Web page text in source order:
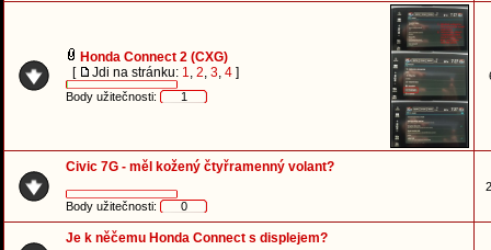
Honda Connect 2 (CXG)
[
Jdi na stránku: 1, 2, 3, 4 ]
Body užitečnosti: 1
Civic 7G - měl kožený čtyřramenný volant?
Body užitečnosti: 0
Je k něčemu Honda Connect s displejem?